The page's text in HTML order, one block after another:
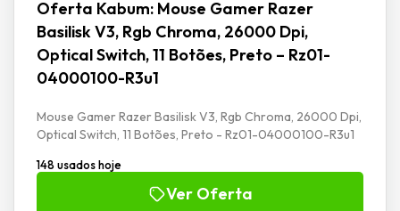
Oferta Kabum: Mouse Gamer Razer
Basilisk V3, Rgb Chroma, 26000 Dpi,
Optical Switch, 11 Botões, Preto – Rz01-
04000100-R3u1
Mouse Gamer Razer Basilisk V3, Rgb Chroma, 26000 Dpi,
Optical Switch, 11 Botões, Preto - Rz01-04000100-R3u1
148 usados hoje
Ver Oferta